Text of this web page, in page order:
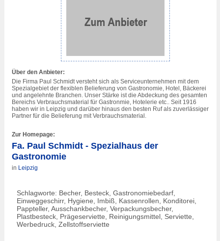
Über den Anbieter:
Die Firma Paul Schmidt versteht sich als Serviceunternehmen mit dem
Spezialgebiet der flexiblen Belieferung von Gastronomie, Hotel, Bäckerei
und angelehnte Branchen. Unser Stärke ist die Abdeckung des gesamten
Bereichs Verbrauchsmaterial für Gastronmie, Hotelerie etc.. Seit 1916
haben wir in Leipzig und darüber hinaus den besten Ruf als zuverlässiger
Partner für die Belieferung mit Verbrauchsmaterial.
Zur Homepage:
Fa. Paul Schmidt - Spezialhaus der
Gastronomie
in Leipzig
Schlagworte: Becher, Besteck, Gastronomiebedarf,
Einweggeschirr, Hygiene, Imbiß, Kassenrollen, Konditorei,
Pappteller, Ausschankbecher, Verpackungsbecher,
Plastbesteck, Prägeserviette, Reinigungsmittel, Serviette,
Werbedruck, Zellstoffserviette